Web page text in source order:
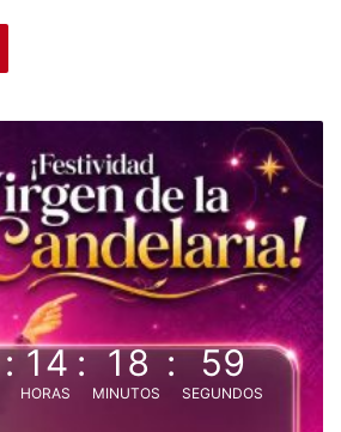
:14
HORAS
: 18
MINUTOS
: 58
SEGUNDOS